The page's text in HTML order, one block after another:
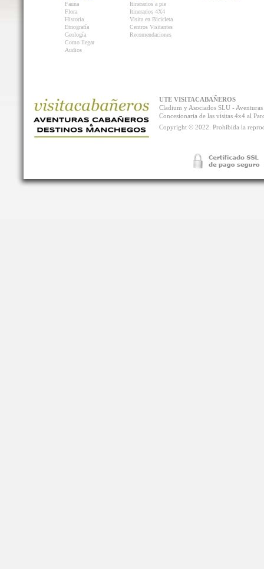
Fauna
Flora
Historia
Etnografía
Geología
Como llegar
Audios
Itinerarios a pie
Itinerarios 4X4
Visita en Bicicleta
Centros Visitantes
Recomendaciones
UTE VISITACABAÑEROS
Cladium y Asociados SLU -
Concesionaria de las visitas 4x4 al
Copyright © 2022. Prohibida la